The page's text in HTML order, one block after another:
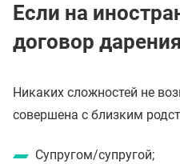
Если на
договор дарения
Никаких сложностей не
совершена с близким
Супругом/супругой;